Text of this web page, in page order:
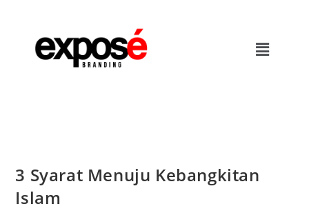
3 Syarat Menuju Kebangkitan
Islam